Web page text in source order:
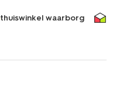
thuiswinkel waarborg